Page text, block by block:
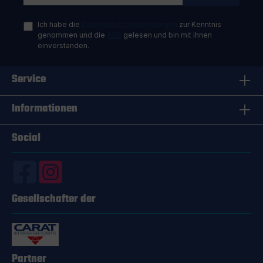
Ich habe die
zur Kenntnis
genommen und die
gelesen und bin mit ihnen
einverstanden.
Service
Informationen
Social
Gesellschafter der
Partner